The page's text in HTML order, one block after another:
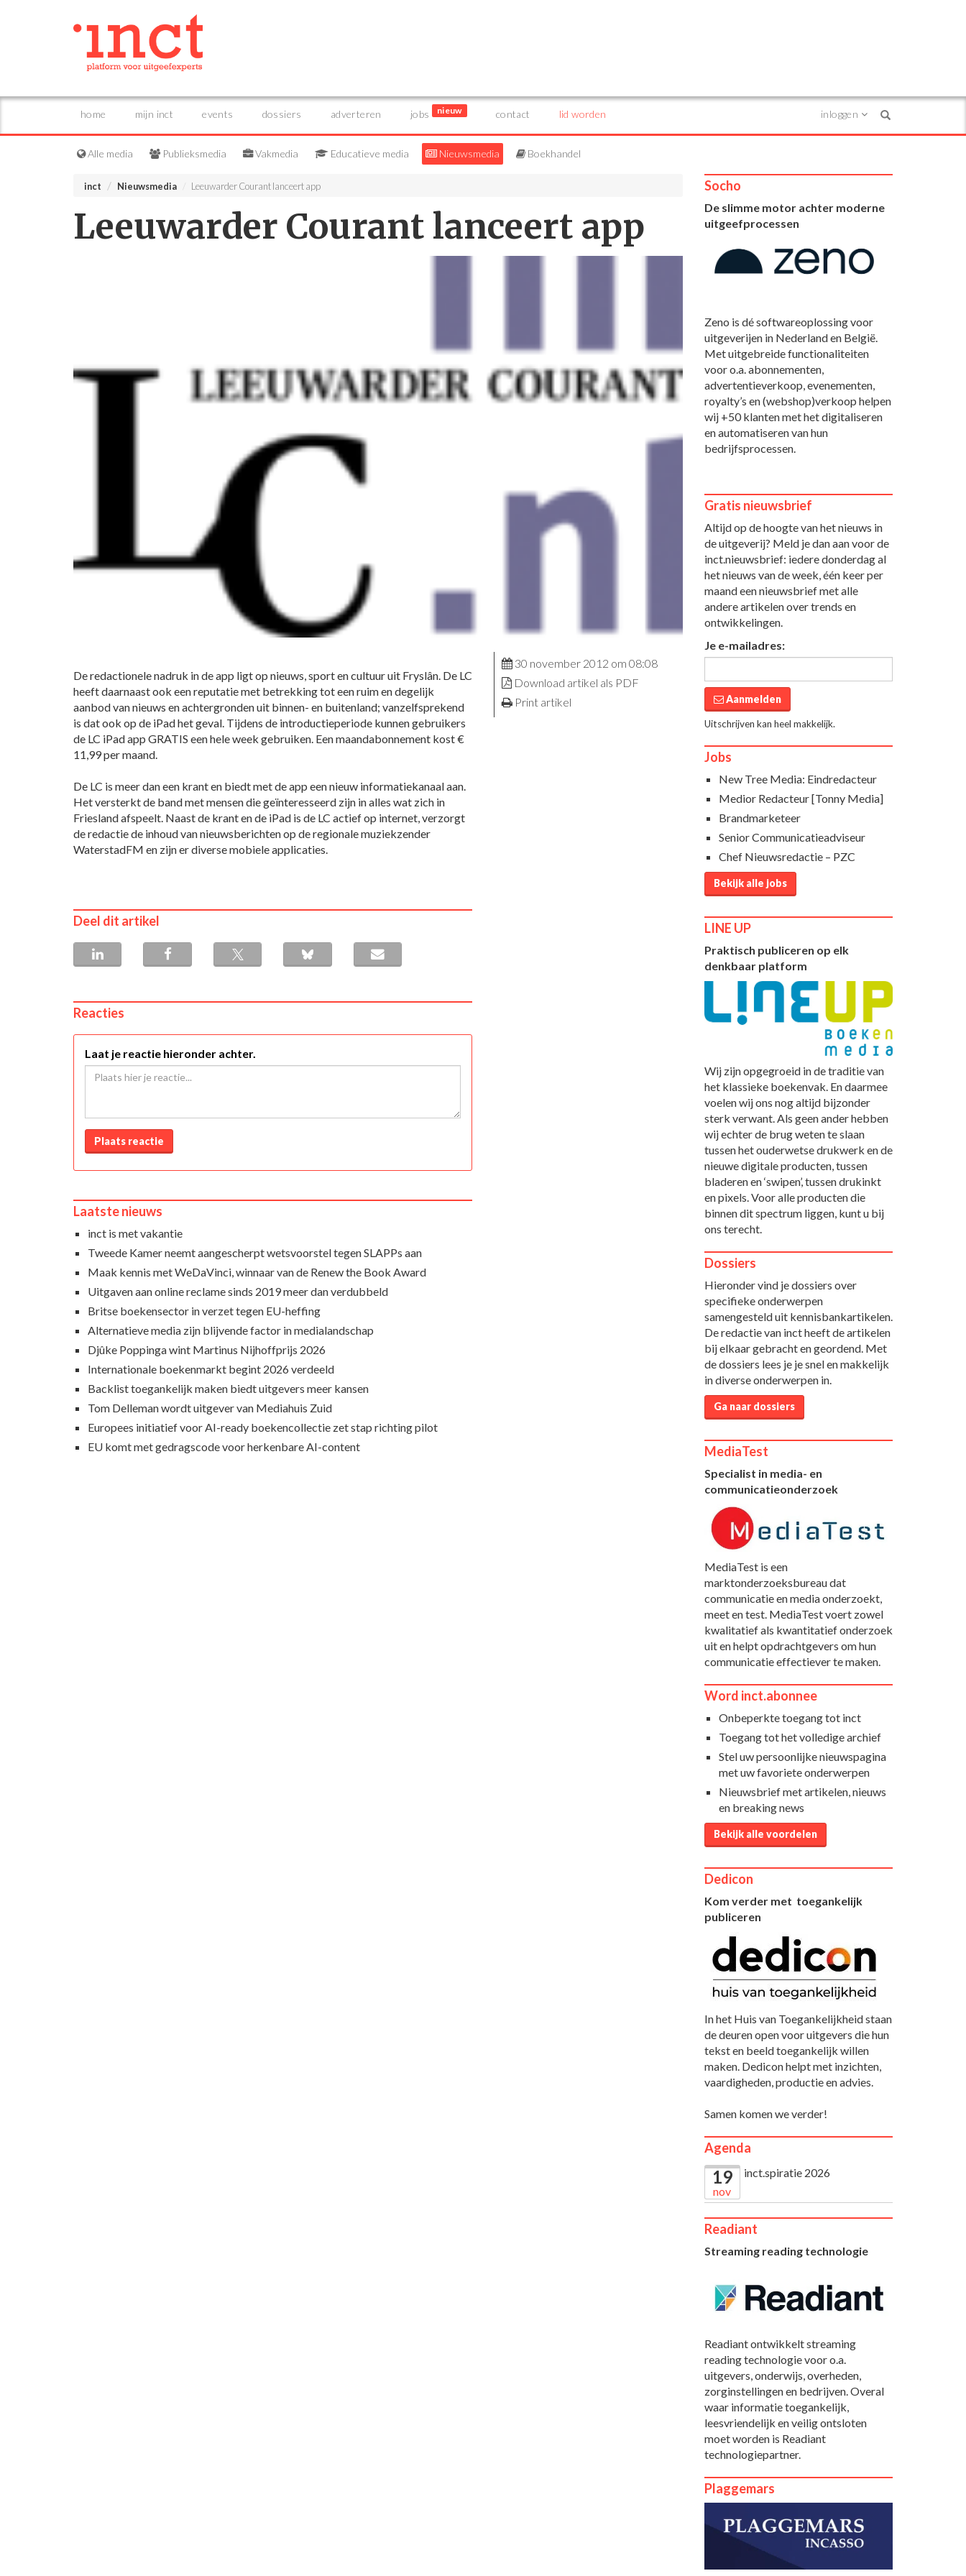
home mijn inct events dossiers adverteren jobs nieuw contact lid worden inloggen
Alle media Publieksmedia Vakmedia Educatieve media Nieuwsmedia Boekhandel
inct Nieuwsmedia Leeuwarder Courant lanceert app
Leeuwarder Courant lanceert app
De redactionele nadruk in de app ligt op nieuws, sport en cultuur uit Fryslân. De LC
heeft daarnaast ook een reputatie met betrekking tot een ruim en degelijk
aanbod van nieuws en achtergronden uit binnen- en buitenland; vanzelfsprekend
is dat ook op de iPad het geval. Tijdens de introductieperiode kunnen gebruikers
de LC iPad app GRATIS een hele week gebruiken. Een maandabonnement kost €
11,99 per maand.
De LC is meer dan een krant en biedt met de app een nieuw informatiekanaal aan.
Het versterkt de band met mensen die geïnteresseerd zijn in alles wat zich in
Friesland afspeelt. Naast de krant en de iPad is de LC actief op internet, verzorgt
de redactie de inhoud van nieuwsberichten op de regionale muziekzender
WaterstadFM en zijn er diverse mobiele applicaties.
30 november 2012 om 08:08
Download artikel als PDF
Print artikel
Deel dit artikel
Reacties
Laat je reactie hieronder achter.
Plaats reactie
Laatste nieuws
inct is met vakantie
Tweede Kamer neemt aangescherpt wetsvoorstel tegen SLAPPs aan
Maak kennis met WeDaVinci, winnaar van de Renew the Book Award
Uitgaven aan online reclame sinds 2019 meer dan verdubbeld
Britse boekensector in verzet tegen EU-heffing
Alternatieve media zijn blijvende factor in medialandschap
Djûke Poppinga wint Martinus Nijhoffprijs 2026
Internationale boekenmarkt begint 2026 verdeeld
Backlist toegankelijk maken biedt uitgevers meer kansen
Tom Delleman wordt uitgever van Mediahuis Zuid
Europees initiatief voor AI-ready boekencollectie zet stap richting pilot
EU komt met gedragscode voor herkenbare AI-content
Socho
De slimme motor achter moderne
uitgeefprocessen
Zeno is dé softwareoplossing voor
uitgeverijen in Nederland en België.
Met uitgebreide functionaliteiten
voor o.a. abonnementen,
advertentieverkoop, evenementen,
royalty’s en (webshop)verkoop helpen
wij +50 klanten met het digitaliseren
en automatiseren van hun
bedrijfsprocessen.
Gratis nieuwsbrief
Altijd op de hoogte van het nieuws in
de uitgeverij? Meld je dan aan voor de
inct.nieuwsbrief: iedere donderdag al
het nieuws van de week, één keer per
maand een nieuwsbrief met alle
andere artikelen over trends en
ontwikkelingen.
Je e-mailadres:
Aanmelden
Uitschrijven kan heel makkelijk.
Jobs
New Tree Media: Eindredacteur
Medior Redacteur [Tonny Media]
Brandmarketeer
Senior Communicatieadviseur
Chef Nieuwsredactie – PZC
Bekijk alle jobs
LINE UP
Praktisch publiceren op elk
denkbaar platform
Wij zijn opgegroeid in de traditie van
het klassieke boekenvak. En daarmee
voelen wij ons nog altijd bijzonder
sterk verwant. Als geen ander hebben
wij echter de brug weten te slaan
tussen het ouderwetse drukwerk en de
nieuwe digitale producten, tussen
bladeren en ‘swipen’, tussen drukinkt
en pixels. Voor alle producten die
binnen dit spectrum liggen, kunt u bij
ons terecht.
Dossiers
Hieronder vind je dossiers over
specifieke onderwerpen
samengesteld uit kennisbankartikelen.
De redactie van inct heeft de artikelen
bij elkaar gebracht en geordend. Met
de dossiers lees je je snel en makkelijk
in diverse onderwerpen in.
Ga naar dossiers
MediaTest
Specialist in media- en
communicatieonderzoek
MediaTest is een
marktonderzoeksbureau dat
communicatie en media onderzoekt,
meet en test. MediaTest voert zowel
kwalitatief als kwantitatief onderzoek
uit en helpt opdrachtgevers om hun
communicatie effectiever te maken.
Word inct.abonnee
Onbeperkte toegang tot inct
Toegang tot het volledige archief
Stel uw persoonlijke nieuwspagina
met uw favoriete onderwerpen
Nieuwsbrief met artikelen, nieuws
en breaking news
Bekijk alle voordelen
Dedicon
Kom verder met toegankelijk
publiceren
In het Huis van Toegankelijkheid staan
de deuren open voor uitgevers die hun
tekst en beeld toegankelijk willen
maken. Dedicon helpt met inzichten,
vaardigheden, productie en advies.
Samen komen we verder!
Agenda
19
nov
inct.spiratie 2026
Readiant
Streaming reading technologie
Readiant ontwikkelt streaming
reading technologie voor o.a.
uitgevers, onderwijs, overheden,
zorginstellingen en bedrijven. Overal
waar informatie toegankelijk,
leesvriendelijk en veilig ontsloten
moet worden is Readiant
technologiepartner.
Plaggemars